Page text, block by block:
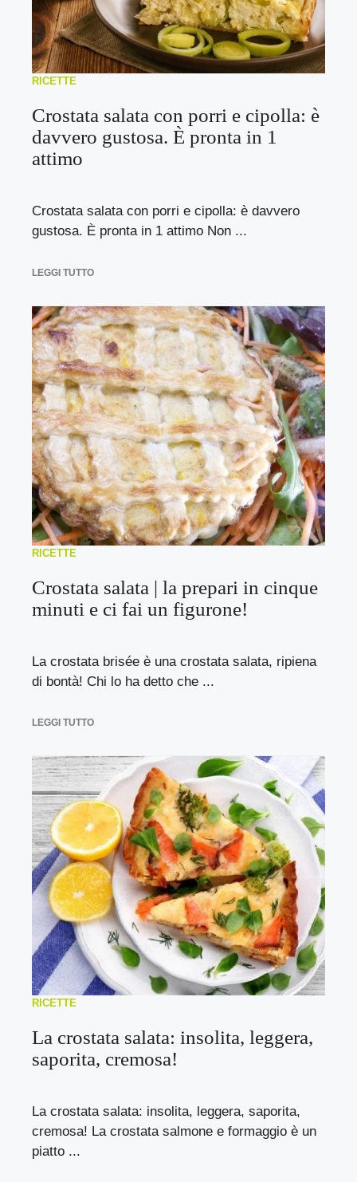
RICETTE
Crostata salata con porri e cipolla: è
davvero gustosa. È pronta in 1
attimo
Crostata salata con porri e cipolla: è davvero
gustosa. È pronta in 1 attimo Non ...
LEGGI TUTTO
RICETTE
Crostata salata | la prepari in cinque
minuti e ci fai un figurone!
La crostata brisée è una crostata salata, ripiena
di bontà! Chi lo ha detto che ...
LEGGI TUTTO
RICETTE
La crostata salata: insolita, leggera,
saporita, cremosa!
La crostata salata: insolita, leggera, saporita,
cremosa! La crostata salmone e formaggio è un
piatto ...